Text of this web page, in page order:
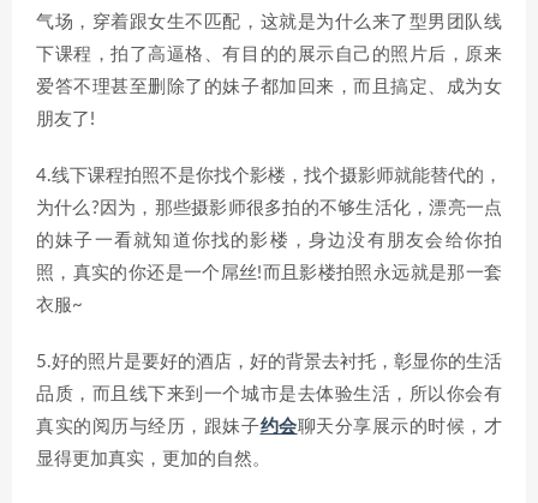
气场，穿着跟女生不匹配，这就是为什么来了型男团队线
下课程，拍了高逼格、有目的的展示自己的照片后，原来
爱答不理甚至删除了的妹子都加回来，而且搞定、成为女
朋友了!
4.线下课程拍照不是你找个影楼，找个摄影师就能替代的，
为什么?因为，那些摄影师很多拍的不够生活化，漂亮一点
的妹子一看就知道你找的影楼，身边没有朋友会给你拍
照，真实的你还是一个屌丝!而且影楼拍照永远就是那一套
衣服~
5.好的照片是要好的酒店，好的背景去衬托，彰显你的生活
品质，而且线下来到一个城市是去体验生活，所以你会有
真实的阅历与经历，跟妹子约会聊天分享展示的时候，才
显得更加真实，更加的自然。